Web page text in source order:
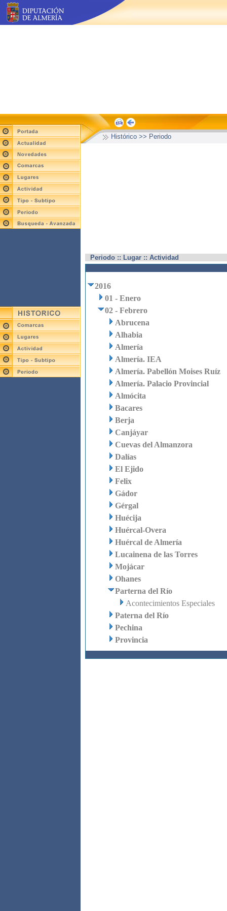
Histórico >> Periodo
Periodo :: Lugar :: Actividad
2016
01 - Enero
02 - Febrero
Abrucena
Alhabia
Almería
Almería. IEA
Almería. Pabellón Moises Ruíz
Almería. Palacio Provincial
Almócita
Bacares
Berja
Canjáyar
Cuevas del Almanzora
Dalías
El Ejido
Felix
Gádor
Gérgal
Huécija
Huércal-Overa
Huércal de Almería
Lucainena de las Torres
Mojácar
Ohanes
Parterna del Río
Acontecimientos Especiales
Paterna del Río
Pechina
Provincia